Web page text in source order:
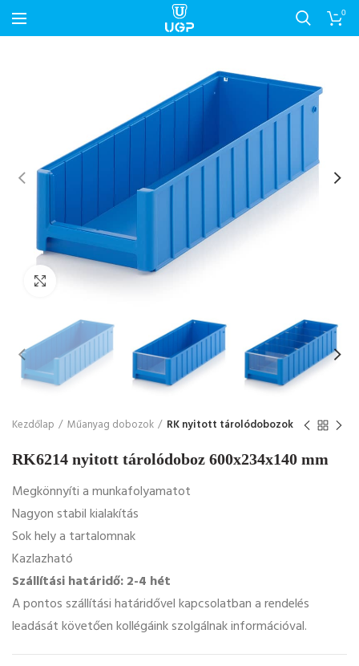
0
Nagyítás
Kezdőlap Műanyag dobozok RK nyitott tárolódobozok
RK6214 nyitott tárolódoboz 600x234x140 mm
Megkönnyíti a munkafolyamatot
Nagyon stabil kialakítás
Sok hely a tartalomnak
Kazlazható
Szállítási határidő: 2-4 hét
A pontos szállítási határidővel kapcsolatban a rendelés
leadását követően kollégáink szolgálnak információval.